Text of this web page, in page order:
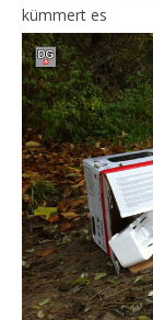
kümmert es